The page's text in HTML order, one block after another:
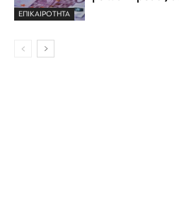
ΕΠΙΚΑΙΡΟΤΗΤΑ